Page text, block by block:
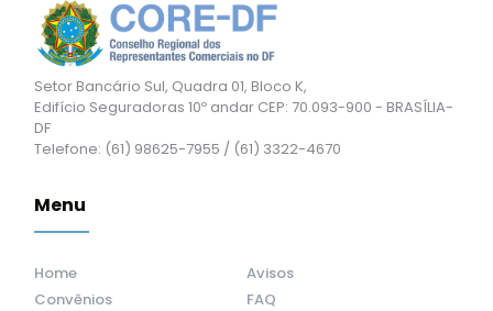
Setor Bancário Sul, Quadra 01, Bloco K,
Edifício Seguradoras 10º andar CEP: 70.093-900 - BRASÍLIA-
DF
Telefone: (61) 98625-7955 / (61) 3322-4670
Menu
Home
Avisos
Convênios
FAQ